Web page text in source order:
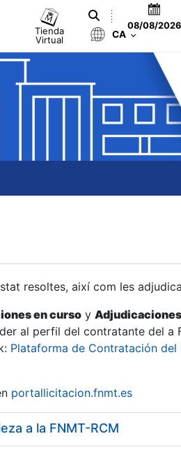
Tienda
Virtual
08/08/2026
CA
resoltes, així com les
en curso y Adjudicaciones
al perfil del contratante del a
Plataforma de Contratación del
portallicitacion.fnmt.es
a la FNMT-RCM